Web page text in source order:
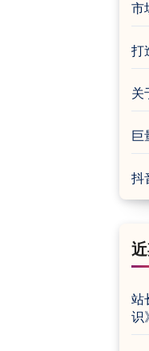
市
打
关
巨
抖
站
识》